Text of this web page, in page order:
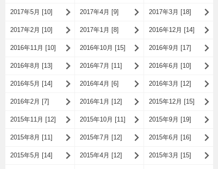
2017年5月 [10] 2017年4月 [9] 2017年3月 [18]
2017年2月 [10] 2017年1月 [8] 2016年12月 [14]
2016年11月 [10] 2016年10月 [15] 2016年9月 [17]
2016年8月 [13] 2016年7月 [11] 2016年6月 [10]
2016年5月 [14] 2016年4月 [6] 2016年3月 [12]
2016年2月 [7] 2016年1月 [12] 2015年12月 [15]
2015年11月 [12] 2015年10月 [11] 2015年9月 [19]
2015年8月 [11] 2015年7月 [12] 2015年6月 [16]
2015年5月 [14] 2015年4月 [12] 2015年3月 [15]